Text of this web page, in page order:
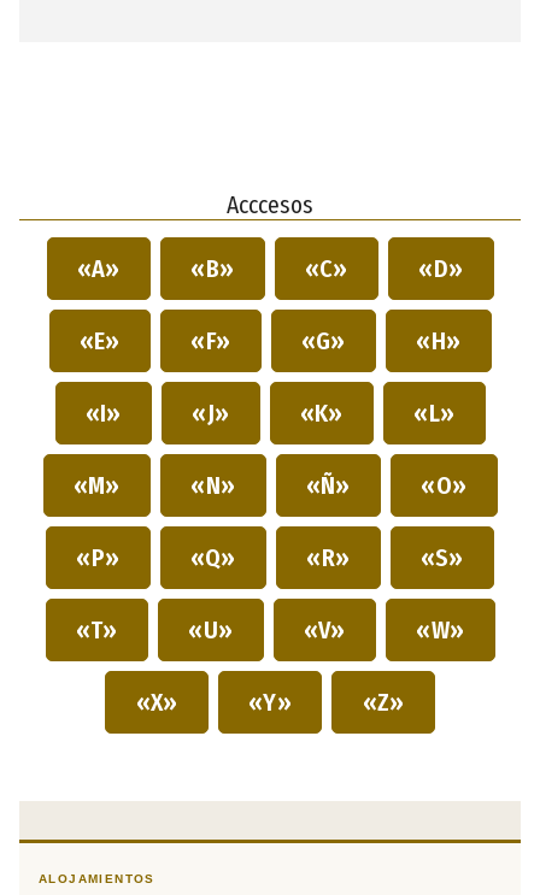
Acccesos
«A» «B» «C» «D»
«E» «F» «G» «H»
«I» «J» «K» «L»
«M» «N» «Ñ» «O»
«P» «Q» «R» «S»
«T» «U» «V» «W»
«X» «Y» «Z»